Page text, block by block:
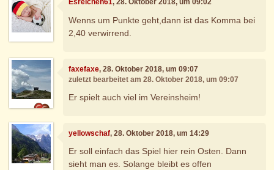
Esreichen61, 28. Oktober 2018, um 09:02
Wenns um Punkte geht,dann ist das Komma bei
2,40 verwirrend.
faxefaxe, 28. Oktober 2018, um 09:07
zuletzt bearbeitet am 28. Oktober 2018, um 09:07
Er spielt auch viel im Vereinsheim!
yellowschaf, 28. Oktober 2018, um 14:29
Er soll einfach das Spiel hier rein Osten. Dann
sieht man es. Solange bleibt es offen